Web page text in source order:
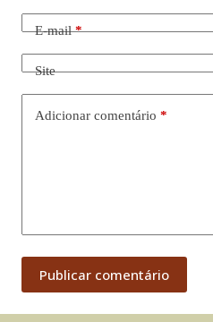
E-mail*
Site
Adicionar comentário *
Publicar comentário